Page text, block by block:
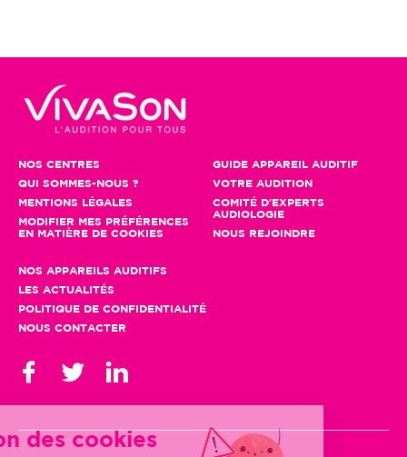
Gestion des cookies
NOS CENTRES
QUI SOMMES-NOUS ?
MENTIONS LÉGALES
MODIFIER MES PRÉFÉRENCES
EN MATIÈRE DE COOKIES
GUIDE APPAREIL AUDITIF
VOTRE AUDITION
COMITÉ D'EXPERTS
AUDIOLOGIE
NOUS REJOINDRE
NOS APPAREILS AUDITIFS
LES ACTUALITÉS
POLITIQUE DE CONFIDENTIALITÉ
NOUS CONTACTER